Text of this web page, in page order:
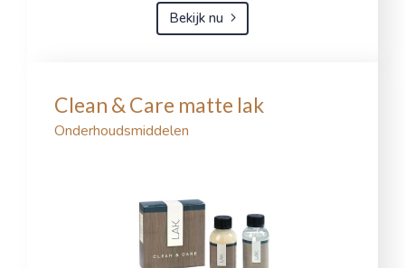
Bekijk nu
Clean & Care matte lak
Onderhoudsmiddelen